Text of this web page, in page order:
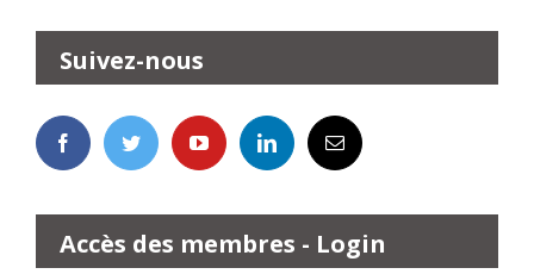
Suivez-nous
Accès des membres - Login